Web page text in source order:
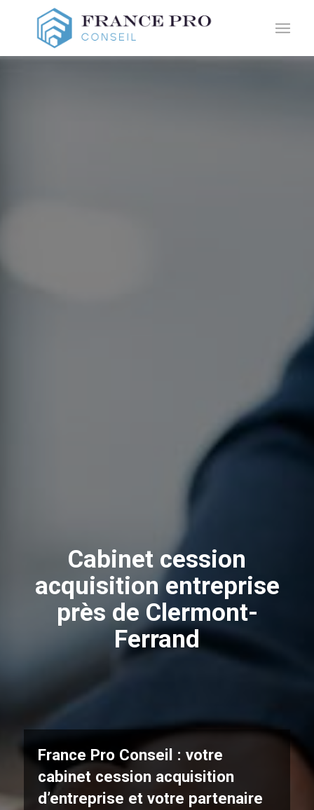
Cabinet cession
acquisition entreprise
près de Clermont-
Ferrand
France Pro Conseil : votre
cabinet cession acquisition
d’entreprise et votre partenaire